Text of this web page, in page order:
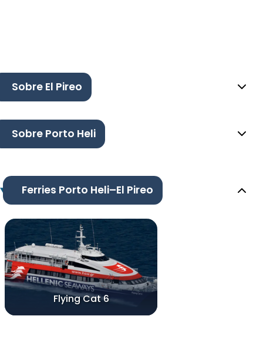
Sobre El Pireo
Sobre Porto Heli
Ferries Porto Heli–El Pireo
Flying Cat 6